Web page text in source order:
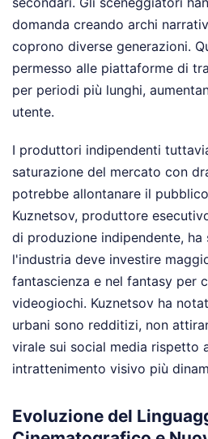
domanda creando archi
coprono diverse generazioni.
permesso alle piattaforme di
per periodi più lunghi,
utente.
I produttori indipendenti
saturazione del mercato con
potrebbe allontanare il
Kuznetsov, produttore
di produzione indipendente, ha
l'industria deve investire
fantascienza e nel fantasy per
videogiochi. Kuznetsov ha
urbani sono redditizi, non
virale sui social media rispetto
intrattenimento visivo più
Evoluzione del